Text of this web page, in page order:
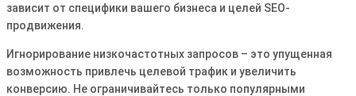
зависит от специфики вашего бизнеса и целей SEO-
продвижения․
Игнорирование низкочастотных запросов – это упущенная
возможность привлечь целевой трафик и увеличить
конверсию․ Не ограничивайтесь только популярными